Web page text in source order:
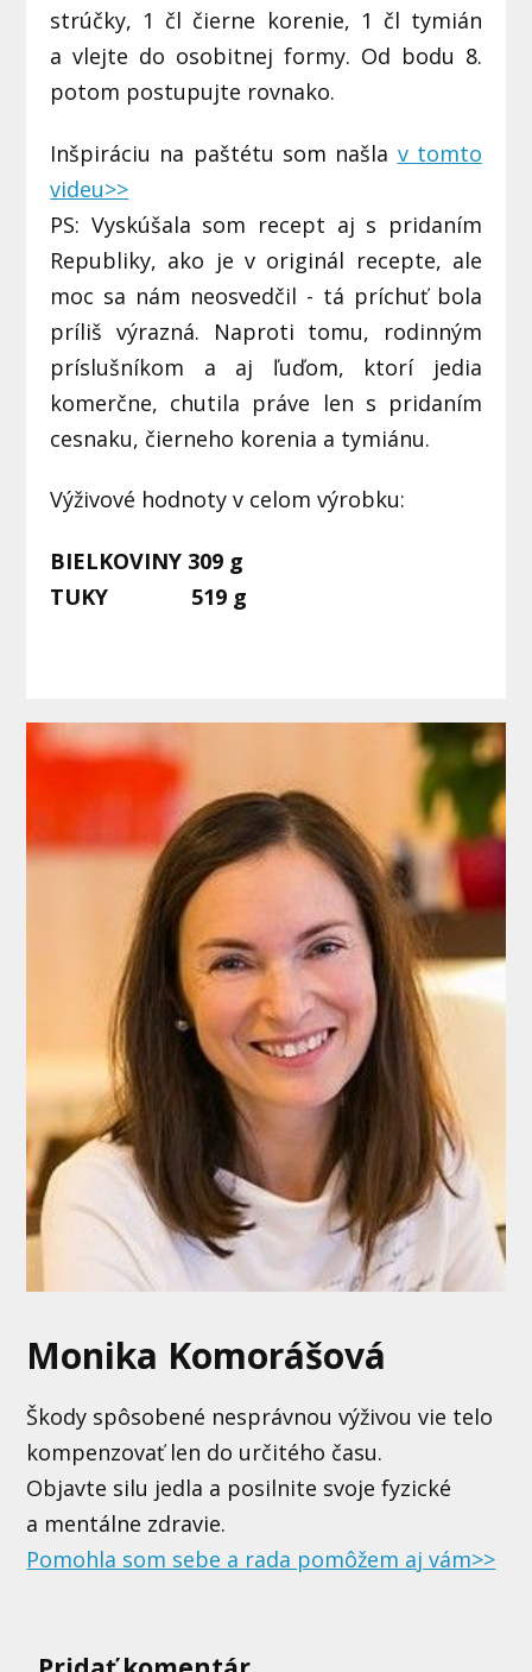
strúčky, 1 čl čierne korenie, 1 čl tymián
a vlejte do osobitnej formy. Od bodu 8.
potom postupujte rovnako.
Inšpiráciu na paštétu som našla v tomto
videu>>
PS: Vyskúšala som recept aj s pridaním
Republiky, ako je v originál recepte, ale
moc sa nám neosvedčil - tá príchuť bola
príliš výrazná. Naproti tomu, rodinným
príslušníkom a aj ľuďom, ktorí jedia
komerčne, chutila práve len s pridaním
cesnaku, čierneho korenia a tymiánu.
Výživové hodnoty v celom výrobku:
BIELKOVINY 309 g
TUKY 519 g
Monika Komorášová
Škody spôsobené nesprávnou výživou vie telo
kompenzovať len do určitého času.
Objavte silu jedla a posilnite svoje fyzické
a mentálne zdravie.
Pomohla som sebe a rada pomôžem aj vám>>